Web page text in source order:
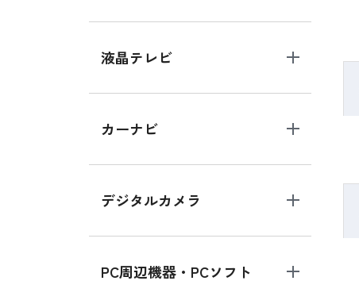
液晶テレビ
カーナビ
デジタルカメラ
PC周辺機器・PCソフト